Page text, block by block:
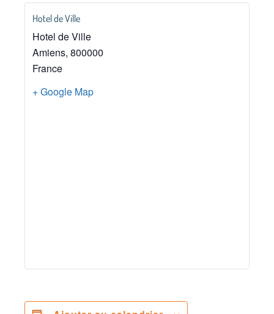
Hotel de Ville
Hotel de Ville
Amiens, 800000
France
+ Google Map